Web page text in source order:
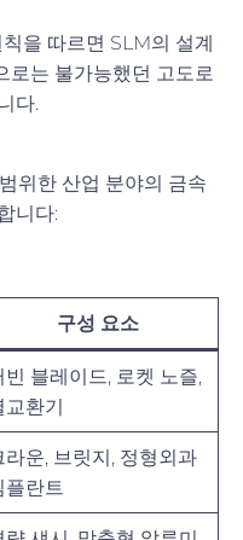
을 따르면 SLM의 설계
로는 불가능했던 고도로
다.
위한 산업 분야의 금속
니다:
구성 요소
빈 블레이드, 로켓 노즐,
교환기
라운, 브릿지, 정형외과
플란트